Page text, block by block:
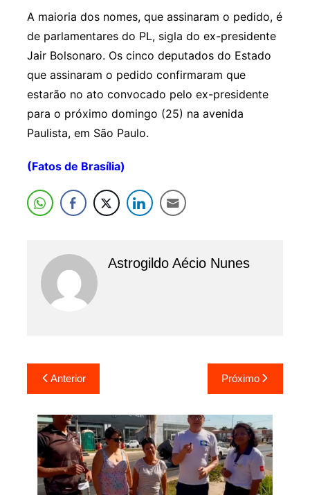
A maioria dos nomes, que assinaram o pedido, é
de parlamentares do PL, sigla do ex-presidente
Jair Bolsonaro. Os cinco deputados do Estado
que assinaram o pedido confirmaram que
estarão no ato convocado pelo ex-presidente
para o próximo domingo (25) na avenida
Paulista, em São Paulo.
(Fatos de Brasília)
Astrogildo Aécio Nunes
Navegação
de
Post
Anterior Próximo